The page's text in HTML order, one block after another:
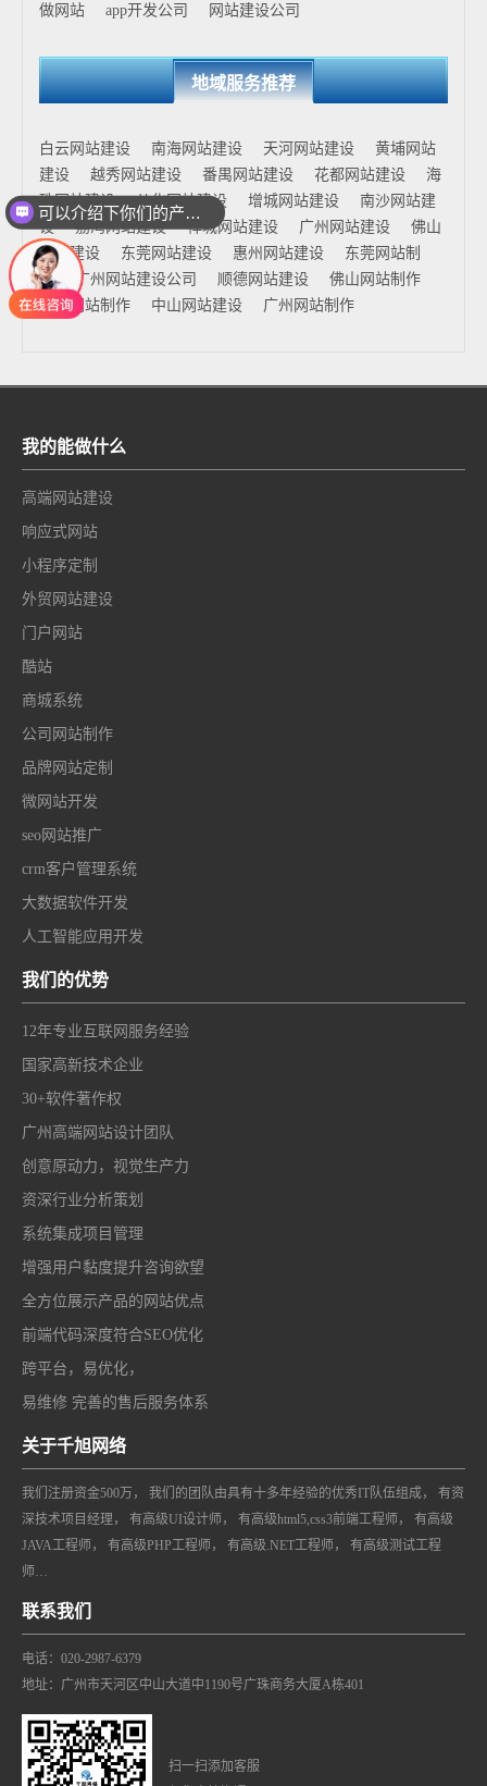
做网站
app开发公司 网站建设公司
地域服务推荐
白云网站建设 南海网站建设 天河网站建设
黄埔网站
建设
越秀网站建设 番禺网站建设 花都网站建设
海
珠网站建设
从化网站建设 增城网站建设
南沙网站建
设
荔湾网站建设 禅城网站建设 广州网站建设
佛山
网站建设
东莞网站建设 惠州网站建设
东莞网站制
作
广州网站建设公司 顺德网站建设
佛山网站制作
花都网站制作
中山网站建设 广州网站制作
我的能做什么
高端网站建设
响应式网站
小程序定制
外贸网站建设
门户网站
酷站
商城系统
公司网站制作
品牌网站定制
微网站开发
seo网站推广
crm客户管理系统
大数据软件开发
人工智能应用开发
我们的优势
12年专业互联网服务经验
国家高新技术企业
30+软件著作权
广州高端网站设计团队
创意原动力，视觉生产力
资深行业分析策划
系统集成项目管理
增强用户黏度提升咨询欲望
全方位展示产品的网站优点
前端代码深度符合SEO优化
跨平台，易优化，
易维修 完善的售后服务体系
关于千旭网络
我们注册资金500万， 我们的团队由具有十多年经验的优秀IT队伍组成， 有资
深技术项目经理， 有高级UI设计师， 有高级html5,css3前端工程师， 有高级
JAVA工程师， 有高级PHP工程师， 有高级.NET工程师， 有高级测试工程
师…
联系我们
电话：020-2987-6379
地址：广州市天河区中山大道中1190号广珠商务大厦A栋401
扫一扫添加客服